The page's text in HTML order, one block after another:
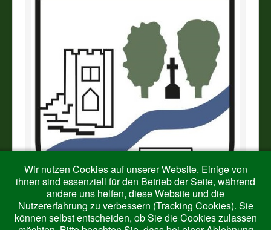
Wir nutzen Cookies auf unserer Website. Einige von
ihnen sind essenziell für den Betrieb der Seite, während
andere uns helfen, diese Website und die
Nutzererfahrung zu verbessern (Tracking Cookies). Sie
können selbst entscheiden, ob Sie die Cookies zulassen